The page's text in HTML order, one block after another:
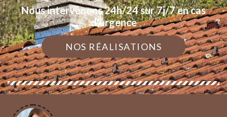
Nous intervenons 24h/24 sur 7j/7 en cas
d'urgence
NOS RÉALISATIONS